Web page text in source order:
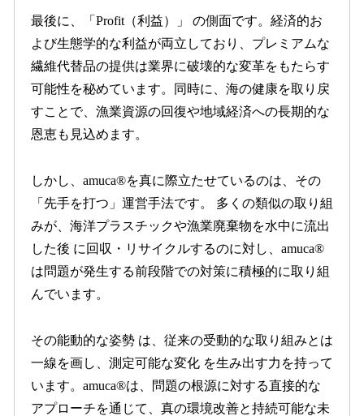
最後に、「Profit（利益）」 の側面です。経済的お
よび生態学的な利益が両立しており、プレミアムな
繊維代替品の提供は業界に破壊的な変革をもたらす
可能性を秘めています。同時に、海の健康を取り戻
すことで、漁業資源の回復や地域経済への長期的な
恩恵も見込めます。
しかし、amuca®を真に際立たせているのは、その
「先手を打つ」運営手法です。 多くの類似の取り組
みが、海洋プラスチックや漁業廃棄物を水中に流出
した後 に回収・リサイクルするのに対し、amuca®
は問題が発生する前段階での対策に積極的に取り組
んでいます。
その能動的な姿勢 は、従来の受動的な取り組みとは
一線を画し、測定可能な変化 を生み出す力を持って
います。amuca®は、問題の根源に対する直接的な
アプローチを通じて、真の環境改善と持続可能な未